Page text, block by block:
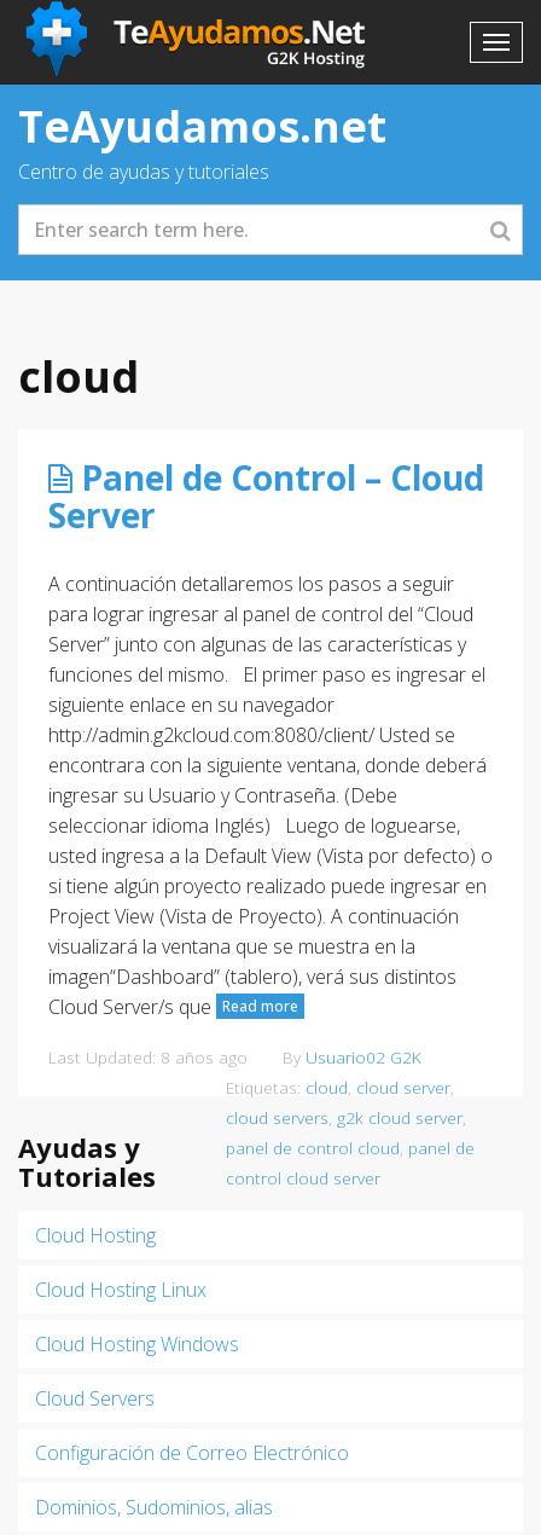
TeAyudamos.net
Centro de ayudas y tutoriales
cloud
Panel de Control – Cloud
Server
A continuación detallaremos los pasos a seguir
para lograr ingresar al panel de control del “Cloud
Server” junto con algunas de las características y
funciones del mismo. El primer paso es ingresar el
siguiente enlace en su navegador
http://admin.g2kcloud.com:8080/client/ Usted se
encontrara con la siguiente ventana, donde deberá
ingresar su Usuario y Contraseña. (Debe
seleccionar idioma Inglés) Luego de loguearse,
usted ingresa a la Default View (Vista por defecto) o
si tiene algún proyecto realizado puede ingresar en
Project View (Vista de Proyecto). A continuación
visualizará la ventana que se muestra en la
imagen“Dashboard” (tablero), verá sus distintos
Cloud Server/s que Read more
Last Updated: 8 años ago By Usuario02 G2K
Etiquetas: cloud, cloud server,
cloud servers, g2k cloud server,
panel de control cloud, panel de
control cloud server
Ayudas y
Tutoriales
Cloud Hosting
Cloud Hosting Linux
Cloud Hosting Windows
Cloud Servers
Configuración de Correo Electrónico
Dominios, Sudominios, alias